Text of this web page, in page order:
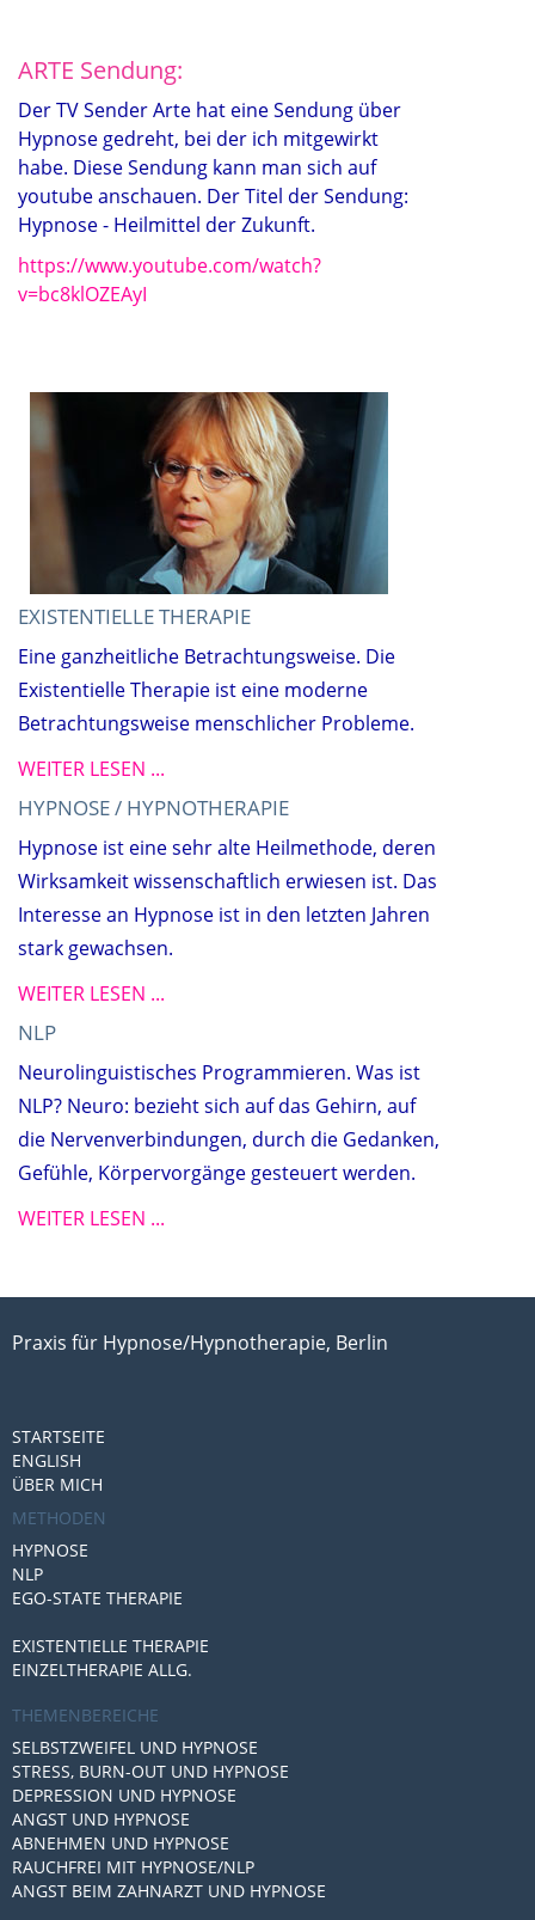
ARTE Sendung:
Der TV Sender Arte hat eine Sendung über
Hypnose gedreht, bei der ich mitgewirkt
habe. Diese Sendung kann man sich auf
youtube anschauen. Der Titel der Sendung:
Hypnose - Heilmittel der Zukunft.
https://www.youtube.com/watch?
v=bc8klOZEAyI
EXISTENTIELLE THERAPIE
Eine ganzheitliche Betrachtungsweise. Die
Existentielle Therapie ist eine moderne
Betrachtungsweise menschlicher Probleme.
WEITER LESEN ...
HYPNOSE / HYPNOTHERAPIE
Hypnose ist eine sehr alte Heilmethode, deren
Wirksamkeit wissenschaftlich erwiesen ist. Das
Interesse an Hypnose ist in den letzten Jahren
stark gewachsen.
WEITER LESEN ...
NLP
Neurolinguistisches Programmieren. Was ist
NLP? Neuro: bezieht sich auf das Gehirn, auf
die Nervenverbindungen, durch die Gedanken,
Gefühle, Körpervorgänge gesteuert werden.
WEITER LESEN ...
Praxis für Hypnose/Hypnotherapie, Berlin
STARTSEITE
ENGLISH
ÜBER MICH
METHODEN
HYPNOSE
NLP
EGO-STATE THERAPIE
EXISTENTIELLE THERAPIE
EINZELTHERAPIE ALLG.
THEMENBEREICHE
SELBSTZWEIFEL UND HYPNOSE
STRESS, BURN-OUT UND HYPNOSE
DEPRESSION UND HYPNOSE
ANGST UND HYPNOSE
ABNEHMEN UND HYPNOSE
RAUCHFREI MIT HYPNOSE/NLP
ANGST BEIM ZAHNARZT UND HYPNOSE